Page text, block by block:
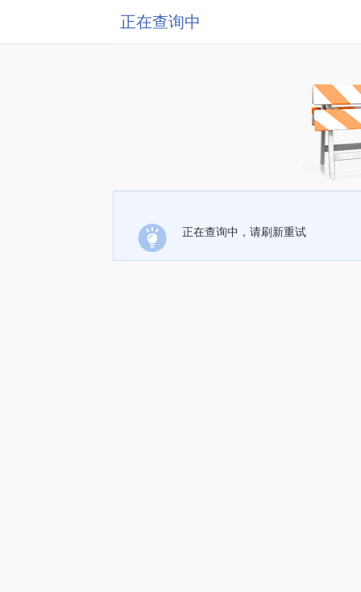
正在查询中
正在查询中，请刷新重试